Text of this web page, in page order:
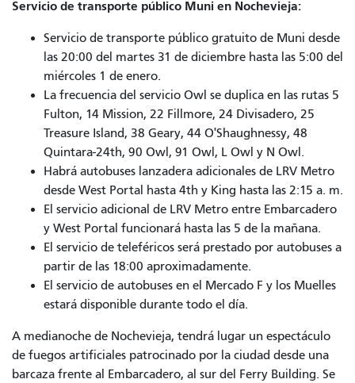
Servicio de transporte público Muni en Nochevieja:
Servicio de transporte público gratuito de Muni desde
las 20:00 del martes 31 de diciembre hasta las 5:00 del
miércoles 1 de enero.
La frecuencia del servicio Owl se duplica en las rutas 5
Fulton, 14 Mission, 22 Fillmore, 24 Divisadero, 25
Treasure Island, 38 Geary, 44 O'Shaughnessy, 48
Quintara-24th, 90 Owl, 91 Owl, L Owl y N Owl.
Habrá autobuses lanzadera adicionales de LRV Metro
desde West Portal hasta 4th y King hasta las 2:15 a. m.
El servicio adicional de LRV Metro entre Embarcadero
y West Portal funcionará hasta las 5 de la mañana.
El servicio de teleféricos será prestado por autobuses a
partir de las 18:00 aproximadamente.
El servicio de autobuses en el Mercado F y los Muelles
estará disponible durante todo el día.
A medianoche de Nochevieja, tendrá lugar un espectáculo
de fuegos artificiales patrocinado por la ciudad desde una
barcaza frente al Embarcadero, al sur del Ferry Building. Se